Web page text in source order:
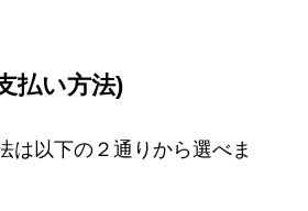
払い方法)
は以下の２通りから選べま